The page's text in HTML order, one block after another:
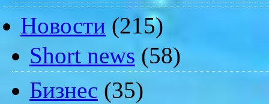
Новости (215)
Short news (58)
Бизнес (35)